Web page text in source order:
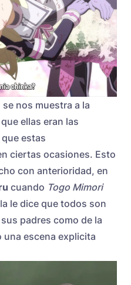
nos muestra a la
ellas eran las
estas
ciertas ocasiones. Esto
con anterioridad, en
cuando Togo Mimori
le dice que todos son
padres como de la
una escena explicita